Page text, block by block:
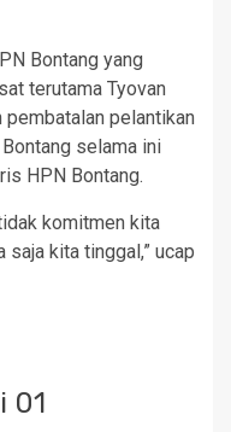
Bontang yang
terutama Tyovan
pelantikan
selama ini
HPN Bontang.
komitmen kita
kita tinggal,” ucap
01